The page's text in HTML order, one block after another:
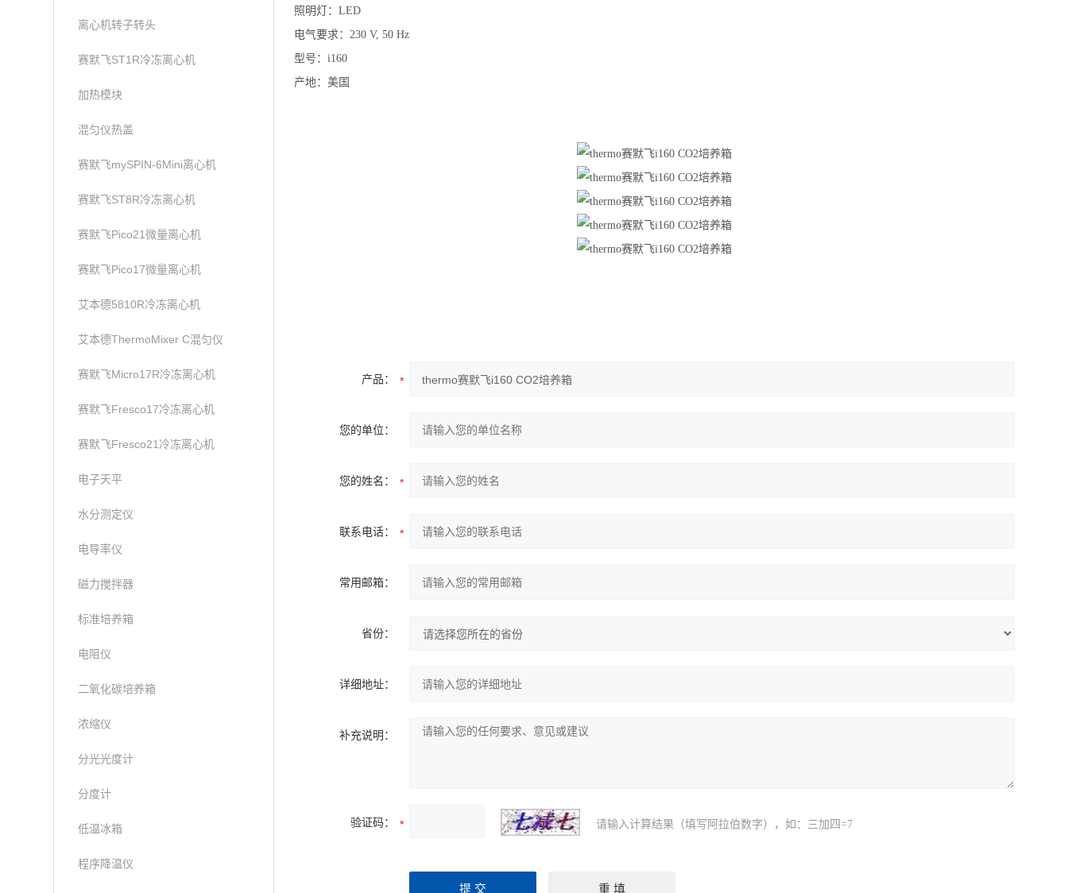
离心机转子转头
赛默飞ST1R冷冻离心机
加热模块
混匀仪热盖
赛默飞mySPIN-6Mini离心机
赛默飞ST8R冷冻离心机
赛默飞Pico21微量离心机
赛默飞Pico17微量离心机
艾本德5810R冷冻离心机
艾本德ThermoMixer C混匀仪
赛默飞Micro17R冷冻离心机
赛默飞Fresco17冷冻离心机
赛默飞Fresco21冷冻离心机
电子天平
水分测定仪
电导率仪
磁力搅拌器
标准培养箱
电阻仪
二氧化碳培养箱
浓缩仪
分光光度计
分度计
低温冰箱
程序降温仪
照明灯：LED
电气要求：230 V, 50 Hz
型号：i160
产地：美国
产品：
您的单位：
您的姓名：
联系电话：
常用邮箱：
省份：
详细地址：
补充说明：
验证码： 请输入计算结果（填写阿拉伯数字），如：三加四=7